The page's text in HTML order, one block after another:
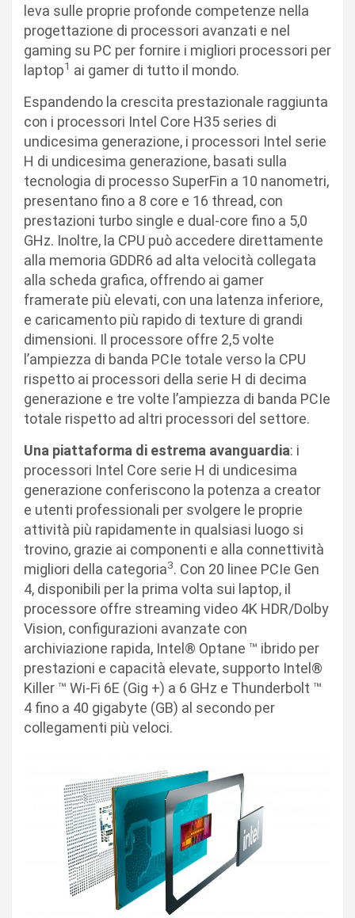
leva sulle proprie profonde competenze nella
progettazione di processori avanzati e nel
gaming su PC per fornire i migliori processori per
laptop1 ai gamer di tutto il mondo.
Espandendo la crescita prestazionale raggiunta
con i processori Intel Core H35 series di
undicesima generazione, i processori Intel serie
H di undicesima generazione, basati sulla
tecnologia di processo SuperFin a 10 nanometri,
presentano fino a 8 core e 16 thread, con
prestazioni turbo single e dual-core fino a 5,0
GHz. Inoltre, la CPU può accedere direttamente
alla memoria GDDR6 ad alta velocità collegata
alla scheda grafica, offrendo ai gamer
framerate più elevati, con una latenza inferiore,
e caricamento più rapido di texture di grandi
dimensioni. Il processore offre 2,5 volte
l’ampiezza di banda PCIe totale verso la CPU
rispetto ai processori della serie H di decima
generazione e tre volte l’ampiezza di banda PCIe
totale rispetto ad altri processori del settore.
Una piattaforma di estrema avanguardia: i
processori Intel Core serie H di undicesima
generazione conferiscono la potenza a creator
e utenti professionali per svolgere le proprie
attività più rapidamente in qualsiasi luogo si
trovino, grazie ai componenti e alla connettività
migliori della categoria3. Con 20 linee PCIe Gen
4, disponibili per la prima volta sui laptop, il
processore offre streaming video 4K HDR/Dolby
Vision, configurazioni avanzate con
archiviazione rapida, Intel® Optane ™ ibrido per
prestazioni e capacità elevate, supporto Intel®
Killer ™ Wi-Fi 6E (Gig +) a 6 GHz e Thunderbolt ™
4 fino a 40 gigabyte (GB) al secondo per
collegamenti più veloci.